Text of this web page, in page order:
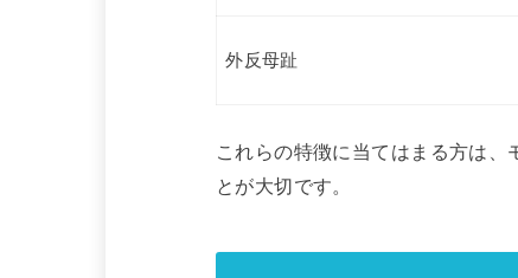
外反母趾
これらの特徴に当てはまる方は、
とが大切です。